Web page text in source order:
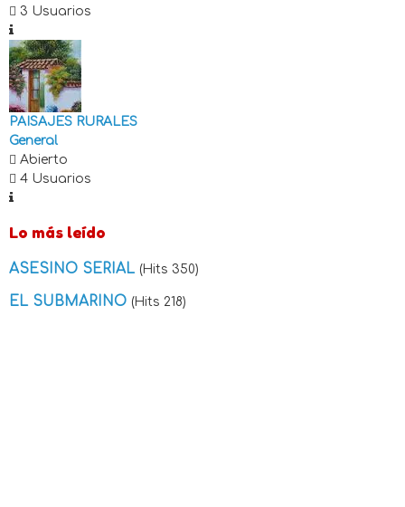
3 Usuarios
PAISAJES RURALES
General
Abierto
4 Usuarios
Lo más leído
ASESINO SERIAL (Hits 350)
EL SUBMARINO (Hits 218)